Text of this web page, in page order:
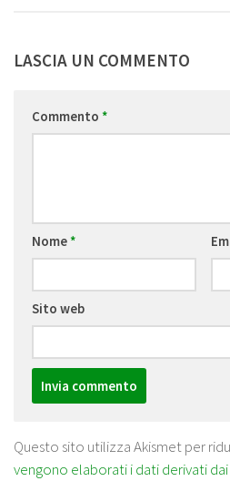
LASCIA UN COMMENTO
Commento *
Nome*
Sito web
Questo sito utilizza Akismet per
vengono elaborati i dati derivati